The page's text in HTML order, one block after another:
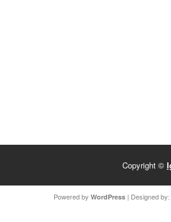
Copyright ©
Powered by WordPress| Designed by: